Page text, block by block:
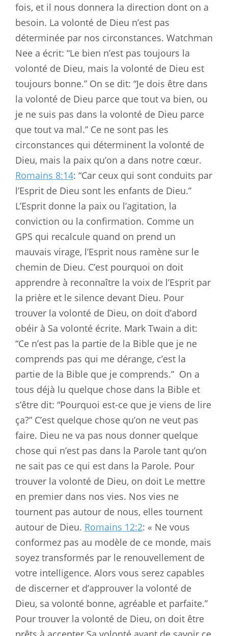
fois, et il nous donnera la direction dont on a
besoin. La volonté de Dieu n’est pas
déterminée par nos circonstances. Watchman
Nee a écrit: “Le bien n’est pas toujours la
volonté de Dieu, mais la volonté de Dieu est
toujours bonne.” On se dit: “Je dois être dans
la volonté de Dieu parce que tout va bien, ou
je ne suis pas dans la volonté de Dieu parce
que tout va mal.” Ce ne sont pas les
circonstances qui déterminent la volonté de
Dieu, mais la paix qu’on a dans notre cœur.
Romains 8:14: “Car ceux qui sont conduits par
l’Esprit de Dieu sont les enfants de Dieu.”
L’Esprit donne la paix ou l’agitation, la
conviction ou la confirmation. Comme un
GPS qui recalcule quand on prend un
mauvais virage, l’Esprit nous ramène sur le
chemin de Dieu. C’est pourquoi on doit
apprendre à reconnaître la voix de l’Esprit par
la prière et le silence devant Dieu. Pour
trouver la volonté de Dieu, on doit d’abord
obéir à Sa volonté écrite. Mark Twain a dit:
“Ce n’est pas la partie de la Bible que je ne
comprends pas qui me dérange, c’est la
partie de la Bible que je comprends.” On a
tous déjà lu quelque chose dans la Bible et
s’être dit: “Pourquoi est-ce que je viens de lire
ça?” C’est quelque chose qu’on ne veut pas
faire. Dieu ne va pas nous donner quelque
chose qui n’est pas dans la Parole tant qu’on
ne sait pas ce qui est dans la Parole. Pour
trouver la volonté de Dieu, on doit Le mettre
en premier dans nos vies. Nos vies ne
tournent pas autour de nous, elles tournent
autour de Dieu. Romains 12:2: « Ne vous
conformez pas au modèle de ce monde, mais
soyez transformés par le renouvellement de
votre intelligence. Alors vous serez capables
de discerner et d’approuver la volonté de
Dieu, sa volonté bonne, agréable et parfaite.”
Pour trouver la volonté de Dieu, on doit être